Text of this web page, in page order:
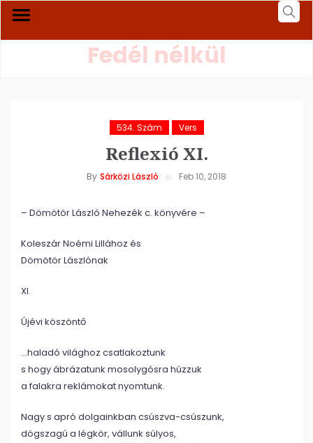
Fedél nélkül
534. Szám Vers
Reflexió XI.
By Sárközi László Feb 10, 2018
– Dömötör László Nehezék c. könyvére –
Koleszár Noémi Lillához és
Dömötör Lászlónak
XI.
Újévi köszöntő
…haladó világhoz csatlakoztunk
s hogy ábrázatunk mosolygósra húzzuk
a falakra reklámokat nyomtunk.
Nagy s apró dolgainkban csúszva-csúszunk,
dögszagú a légkör, vállunk súlyos,